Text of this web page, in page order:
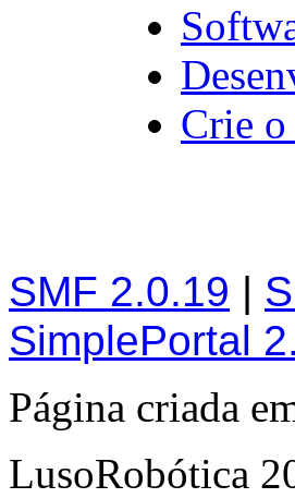
Crie o
SMF 2.0.19 |
SimplePortal
Página criada
LusoRobótica